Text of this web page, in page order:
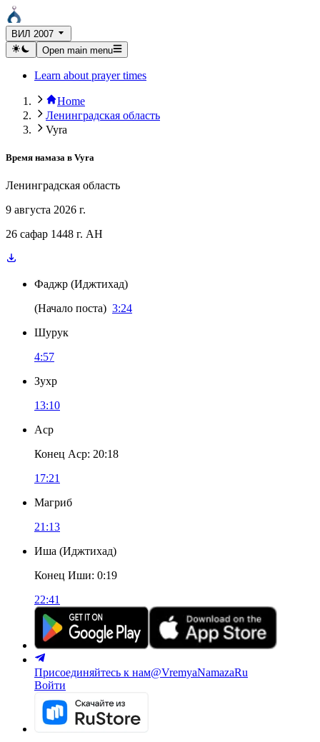
ВИЛ 2007
Open main menu
Learn about prayer times
Home
Ленинградская область
Vyra
Время намаза в Vyra
Ленинградская область
9 августа 2026 г.
26 сафар 1448 г. AH
Фаджр (Иджтихад)
(Начало поста) 3:24
Шурук
4:57
Зухр
13:10
Аср
Конец Аср: 20:18
17:21
Магриб
21:13
Иша (Иджтихад)
Конец Иши: 0:19
22:41
Присоединяйтесь к нам@VremyaNamazaRu
Войти